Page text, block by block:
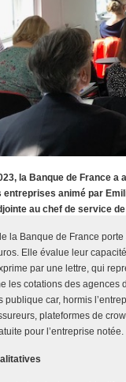
la Banque de France
entreprises animé par
au chef de service
la Banque de France
Elle évalue leur
par une lettre, qui
les cotations des agences
publique car, hormis
plateformes de
pour l’entreprise notée.